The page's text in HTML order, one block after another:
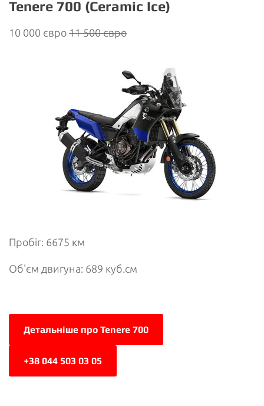
Tenere 700 (Ceramic Ice)
10 000 євро 11 500 євро
Пробіг: 6675 км
Об'єм двигуна: 689 куб.см
Детальніше про Tenere 700
+38 044 503 03 05